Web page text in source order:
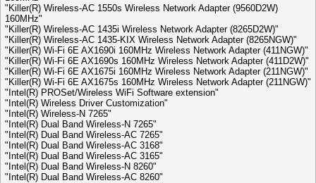
"Killer(R) Wireless-AC 1550s Wireless Network Adapter (9560D2W)
160MHz"
"Killer(R) Wireless-AC 1435i Wireless Network Adapter (8265D2W)"
"Killer(R) Wireless-AC 1435-KIX Wireless Network Adapter (8265NGW)"
"Killer(R) Wi-Fi 6E AX1690i 160MHz Wireless Network Adapter (411NGW)"
"Killer(R) Wi-Fi 6E AX1690s 160MHz Wireless Network Adapter (411D2W)"
"Killer(R) Wi-Fi 6E AX1675i 160MHz Wireless Network Adapter (211NGW)"
"Killer(R) Wi-Fi 6E AX1675s 160MHz Wireless Network Adapter (211NGW)"
"Intel(R) PROSet/Wireless WiFi Software extension"
"Intel(R) Wireless Driver Customization"
"Intel(R) Wireless-N 7265"
"Intel(R) Dual Band Wireless-N 7265"
"Intel(R) Dual Band Wireless-AC 7265"
"Intel(R) Dual Band Wireless-AC 3168"
"Intel(R) Dual Band Wireless-AC 3165"
"Intel(R) Dual Band Wireless-N 8260"
"Intel(R) Dual Band Wireless-AC 8260"